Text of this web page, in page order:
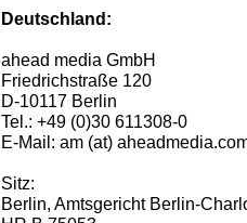
Deutschland:
ahead media GmbH
Friedrichstraße 120
D-10117 Berlin
Tel.: +49 (0)30 611308-0
E-Mail: am (at)
Sitz:
Berlin, Amtsgericht Berlin-